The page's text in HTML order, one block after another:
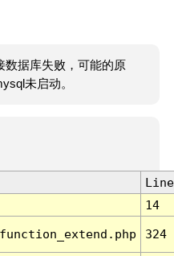
数据库失败，可能的原
未启动。
Line
14
324